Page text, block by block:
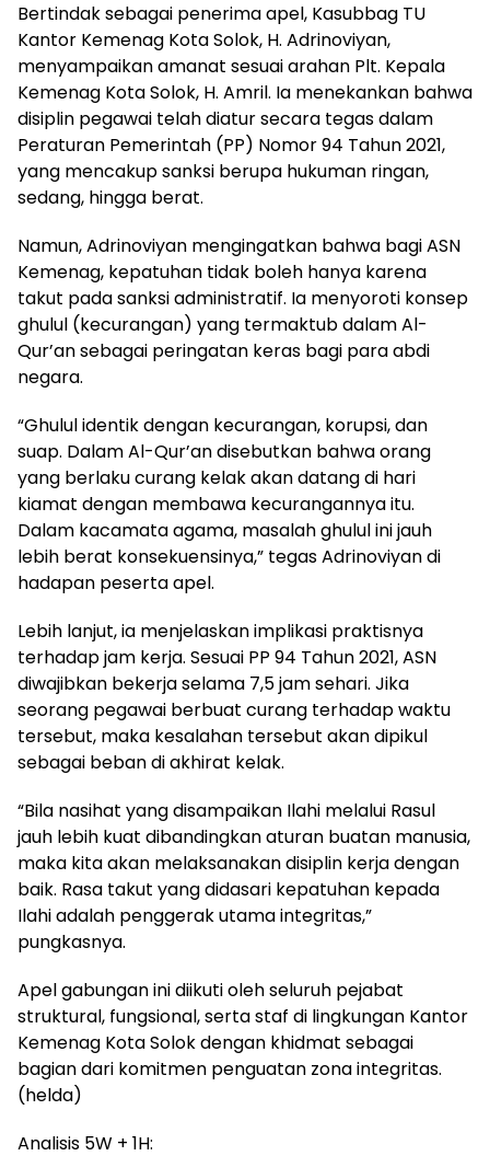
Bertindak sebagai penerima apel, Kasubbag TU
Kantor Kemenag Kota Solok, H. Adrinoviyan,
menyampaikan amanat sesuai arahan Plt. Kepala
Kemenag Kota Solok, H. Amril. Ia menekankan bahwa
disiplin pegawai telah diatur secara tegas dalam
Peraturan Pemerintah (PP) Nomor 94 Tahun 2021,
yang mencakup sanksi berupa hukuman ringan,
sedang, hingga berat.
Namun, Adrinoviyan mengingatkan bahwa bagi ASN
Kemenag, kepatuhan tidak boleh hanya karena
takut pada sanksi administratif. Ia menyoroti konsep
ghulul (kecurangan) yang termaktub dalam Al-
Qur’an sebagai peringatan keras bagi para abdi
negara.
“Ghulul identik dengan kecurangan, korupsi, dan
suap. Dalam Al-Qur’an disebutkan bahwa orang
yang berlaku curang kelak akan datang di hari
kiamat dengan membawa kecurangannya itu.
Dalam kacamata agama, masalah ghulul ini jauh
lebih berat konsekuensinya,” tegas Adrinoviyan di
hadapan peserta apel.
Lebih lanjut, ia menjelaskan implikasi praktisnya
terhadap jam kerja. Sesuai PP 94 Tahun 2021, ASN
diwajibkan bekerja selama 7,5 jam sehari. Jika
seorang pegawai berbuat curang terhadap waktu
tersebut, maka kesalahan tersebut akan dipikul
sebagai beban di akhirat kelak.
“Bila nasihat yang disampaikan Ilahi melalui Rasul
jauh lebih kuat dibandingkan aturan buatan manusia,
maka kita akan melaksanakan disiplin kerja dengan
baik. Rasa takut yang didasari kepatuhan kepada
Ilahi adalah penggerak utama integritas,”
pungkasnya.
Apel gabungan ini diikuti oleh seluruh pejabat
struktural, fungsional, serta staf di lingkungan Kantor
Kemenag Kota Solok dengan khidmat sebagai
bagian dari komitmen penguatan zona integritas.
(helda)
Analisis 5W + 1H: